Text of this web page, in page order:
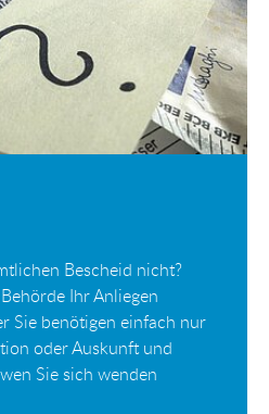
Bescheid nicht?
Ihr Anliegen
Sie benötigen einfach nur
oder Auskunft und
Sie sich wenden